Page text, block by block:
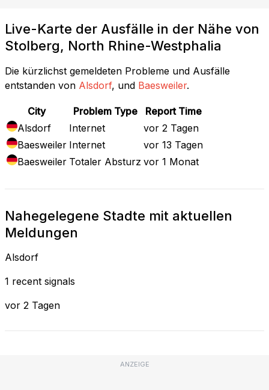
Live-Karte der Ausfälle in der Nähe von
Stolberg, North Rhine-Westphalia
Die kürzlichst gemeldeten Probleme und Ausfälle
entstanden von Alsdorf, und Baesweiler.
City Problem Type
Report Time
Alsdorf
Internet
vor 2 Tagen
Baesweiler Internet
vor 13 Tagen
Baesweiler Totaler Absturz vor 1 Monat
Nahegelegene Stadte mit aktuellen
Meldungen
Alsdorf
1 recent signals
vor 2 Tagen
ANZEIGE